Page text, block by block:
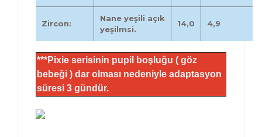
Zircon:
Nane yeşili açık
yeşilmsi.
14,0 4,9
***Pixie serisinin pupil boşluğu ( göz
bebeği ) dar olması nedeniyle adaptasyon
süresi 3 gündür.